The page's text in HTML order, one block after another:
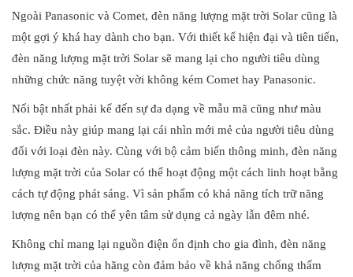
Ngoài Panasonic và Comet, đèn năng lượng mặt trời Solar cũng là
một gợi ý khá hay dành cho bạn. Với thiết kế hiện đại và tiên tiến,
đèn năng lượng mặt trời Solar sẽ mang lại cho người tiêu dùng
những chức năng tuyệt vời không kém Comet hay Panasonic.
Nổi bật nhất phải kể đến sự đa dạng về mẫu mã cũng như màu
sắc. Điều này giúp mang lại cái nhìn mới mẻ của người tiêu dùng
đối với loại đèn này. Cùng với bộ cảm biến thông minh, đèn năng
lượng mặt trời của Solar có thể hoạt động một cách linh hoạt bằng
cách tự động phát sáng. Vì sản phẩm có khả năng tích trữ năng
lượng nên bạn có thể yên tâm sử dụng cả ngày lẫn đêm nhé.
Không chỉ mang lại nguồn điện ổn định cho gia đình, đèn năng
lượng mặt trời của hãng còn đảm bảo về khả năng chống thấm